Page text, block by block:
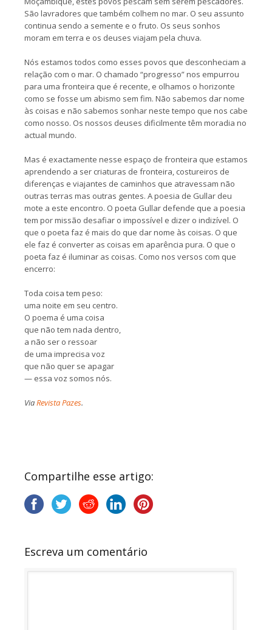
São lavradores que também colhem no mar. O seu assunto
continua sendo a semente e o fruto. Os seus sonhos
moram em terra e os deuses viajam pela chuva.
Nós estamos todos como esses povos que desconheciam a
relação com o mar. O chamado “progresso” nos empurrou
para uma fronteira que é recente, e olhamos o horizonte
como se fosse um abismo sem fim. Não sabemos dar nome
às coisas e não sabemos sonhar neste tempo que nos cabe
como nosso. Os nossos deuses dificilmente têm moradia no
actual mundo.
Mas é exactamente nesse espaço de fronteira que estamos
aprendendo a ser criaturas de fronteira, costureiros de
diferenças e viajantes de caminhos que atravessam não
outras terras mas outras gentes. A poesia de Gullar deu
mote a este encontro. O poeta Gullar defende que a poesia
tem por missão desafiar o impossível e dizer o indizível. O
que o poeta faz é mais do que dar nome às coisas. O que
ele faz é converter as coisas em aparência pura. O que o
poeta faz é iluminar as coisas. Como nos versos com que
encerro:
Toda coisa tem peso:
uma noite em seu centro.
O poema é uma coisa
que não tem nada dentro,
a não ser o ressoar
de uma imprecisa voz
que não quer se apagar
— essa voz somos nós.
ViaRevista Pazes.
Compartilhe esse artigo:
Escreva um comentário